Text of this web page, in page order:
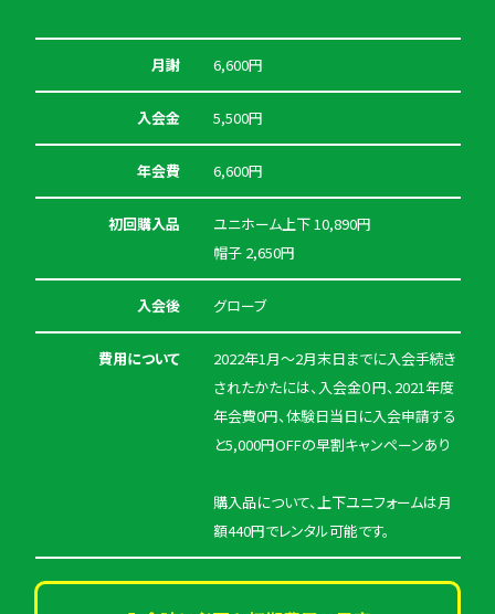
月謝 6,600円
入会金 5,500円
年会費 6,600円
初回購入品
ユニホーム上下 10,890円
帽子 2,650円
入会後 グローブ
費用について
2022年1月～2月末日までに入会手続き
されたかたには、入会金０円、2021年度
年会費0円、体験日当日に入会申請する
と5,000円OFFの早割キャンペーンあり
購入品について、上下ユニフォームは月
額440円でレンタル可能です。